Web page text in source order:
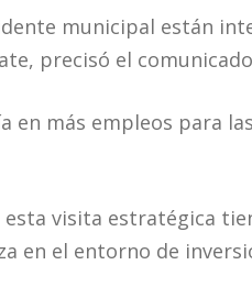
municipal están
precisó el
en más empleos para
visita estratégica
en el entorno de